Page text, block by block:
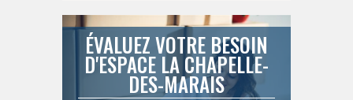
ÉVALUEZ VOTRE BESOIN
D'ESPACE LA CHAPELLE-
DES-MARAIS